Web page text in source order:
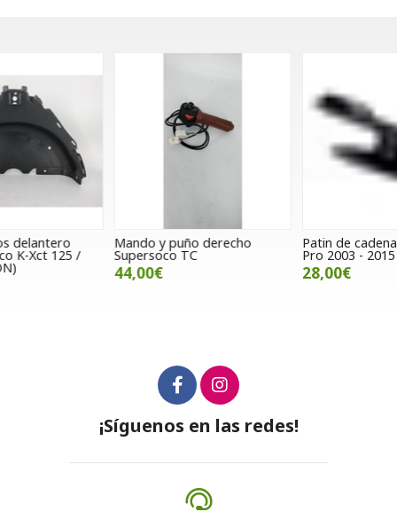
Mando y puño derecho
Supersoco TC
44,00€
Patin de cadena Gasgas TXT
¡Síguenos en las redes!